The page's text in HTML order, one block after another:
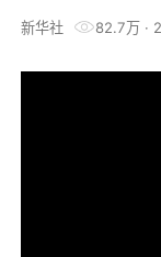
新华社 82.7万·